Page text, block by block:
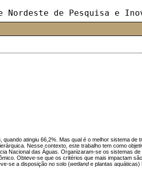
de Pesquisa e
atingiu 66,2%. Mas qual é o melhor sistema de
Nesse contexto, este trabalho tem como
Nacional das Águas. Organizaram-se os sistemas
Obteve-se que os critérios que mais impactam
se a disposição no solo (wetlande plantas aquáticas)